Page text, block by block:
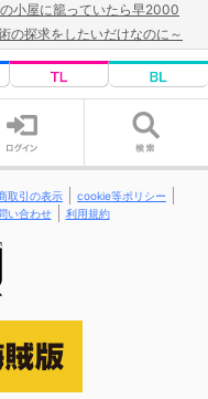
小屋に籠っていたら早2000
の探求をしたいだけなのに～
取引の表示
cookie等ポリシー
い合わせ 利用規約